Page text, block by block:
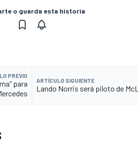
o guarda esta historia
PREVIO
para
ARTÍCULO SIGUIENTE
Lando Norris será piloto de